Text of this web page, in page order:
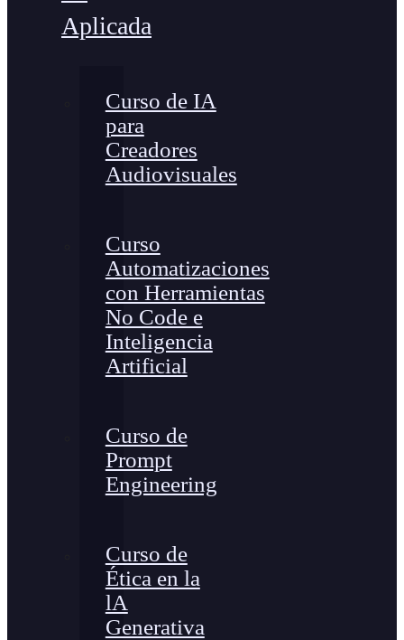
Aplicada
Curso de IA
para
Creadores
Audiovisuales
Curso
Automatizaciones
con Herramientas
No Code e
Inteligencia
Artificial
Curso de
Prompt
Engineering
Curso de
Ética en la
lA
Generativa